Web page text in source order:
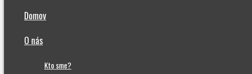
Domov
O nás
Kto sme?